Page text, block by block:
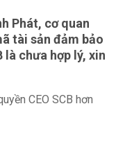
Phát, cơ quan
tài sản đảm bảo
là chưa hợp lý, xin
CEO SCB hơn